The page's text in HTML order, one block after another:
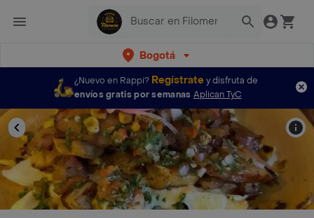
Bogotá
¿Nuevo en Rappi? Regístratey disfruta de
envíos gratis por semanas Aplican TyC